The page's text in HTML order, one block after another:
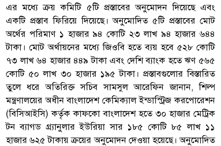
এর মধ্যে ক্রয় কমিটি ৫টি প্রস্তাবের অনুমোদন দিয়েছে এবং
একটি প্রস্তাব ফিরিয়ে দিয়েছে। অনুমোদিত ৫টি প্রস্তাবের মোট
অর্থের পরিমাণ ১ হাজার ৯৪ কোটি ২৩ লাখ ৯৪ হাজার ৬৪৪
টাকা। মোট অর্থায়নের মধ্যে জিওবি হতে ব্যয় হবে ৫২৮ কোটি
৭৩ লাখ ৬৪ হাজার ৪৪৯ টাকা এবং দেশি ব্যাংক হতে ঋণ ৫৬৫
কোটি ৫০ লাখ ৩০ হাজার ১৯৫ টাকা। প্রস্তাবগুলোর বিস্তারিত
তুলে ধরে অতিরিক্ত সচিব সামসুল আরেফিন জানান, শিল্প
মন্ত্রণালয়ের অধীন বাংলাদেশ কেমিক্যাল ইন্ডাস্ট্রিজ করপোরেশন
(বিসিআইসি) কর্তৃক কাফকো বাংলাদেশ হতে ৩০ হাজার মেট্রিক
টন ব্যাগড গ্র্যানুলার ইউরিয়া সার ১৮৫ কোটি ৮৫ লাখ ১১
হাজার ৬২৫ টাকায় ক্রয়ের অনুমোদন দেওয়া হয়েছে। অনুমোদিত